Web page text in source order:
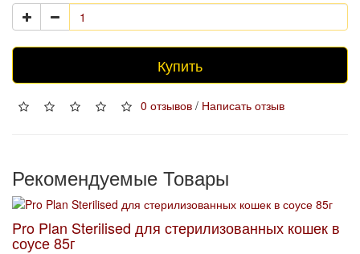
Купить
0 отзывов / Написать отзыв
Рекомендуемые Товары
Pro Plan Sterilised для стерилизованных кошек в
соусе 85г